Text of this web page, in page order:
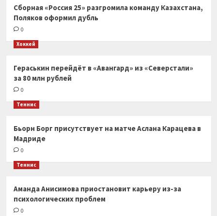
Сборная «Россия 25» разгромила команду Казахстана,
Поляков оформил дубль
0
Хоккей
Гераськин перейдёт в «Авангард» из «Северстали»
за 80 млн рублей
0
Теннис
Бьорн Борг присутствует на матче Аслана Карацева в
Мадриде
0
Теннис
Аманда Анисимова приостановит карьеру из-за
психологических проблем
0